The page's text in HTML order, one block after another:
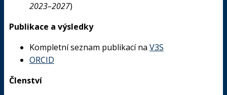
2023–2027)
Publikace a výsledky
Kompletní seznam publikací na V3S
ORCID
Členství